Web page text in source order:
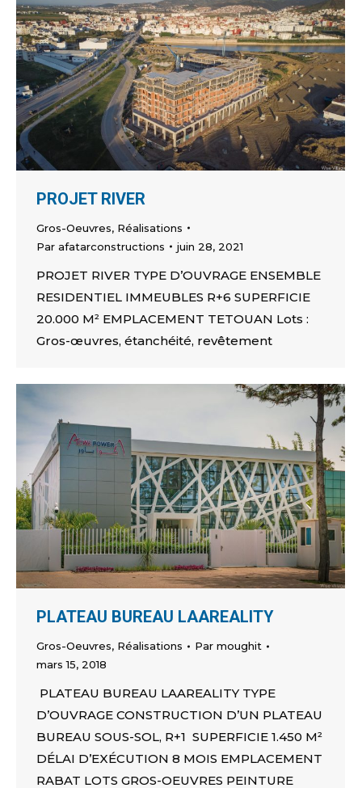
PROJET RIVER
Gros-Oeuvres, Réalisations
Par afatarconstructions juin 28, 2021
PROJET RIVER TYPE D’OUVRAGE ENSEMBLE
RESIDENTIEL IMMEUBLES R+6 SUPERFICIE
20.000 M² EMPLACEMENT TETOUAN Lots :
Gros-œuvres, étanchéité, revêtement
PLATEAU BUREAU LAAREALITY
Gros-Oeuvres, Réalisations Par moughit
mars 15, 2018
PLATEAU BUREAU LAAREALITY TYPE
D’OUVRAGE CONSTRUCTION D’UN PLATEAU
BUREAU SOUS-SOL, R+1 SUPERFICIE 1.450 M²
DÉLAI D’EXÉCUTION 8 MOIS EMPLACEMENT
RABAT LOTS GROS-OEUVRES PEINTURE